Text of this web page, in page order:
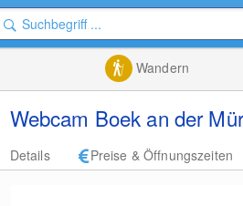
Wandern
Webcam Boek an der
Details Preise & Öffnungszeiten